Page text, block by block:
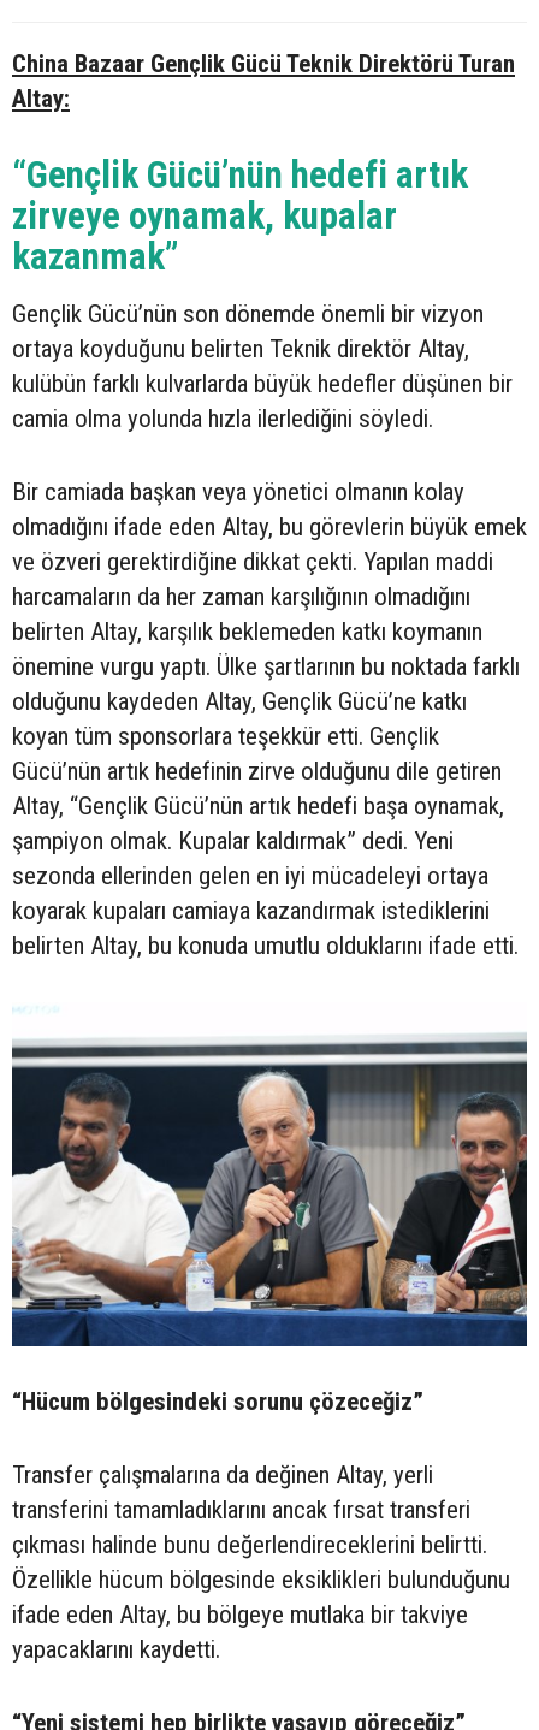
China Bazaar Gençlik Gücü Teknik Direktörü Turan
Altay:
“Gençlik Gücü’nün hedefi artık
zirveye oynamak, kupalar
kazanmak”
Gençlik Gücü’nün son dönemde önemli bir vizyon
ortaya koyduğunu belirten Teknik direktör Altay,
kulübün farklı kulvarlarda büyük hedefler düşünen bir
camia olma yolunda hızla ilerlediğini söyledi.
Bir camiada başkan veya yönetici olmanın kolay
olmadığını ifade eden Altay, bu görevlerin büyük emek
ve özveri gerektirdiğine dikkat çekti. Yapılan maddi
harcamaların da her zaman karşılığının olmadığını
belirten Altay, karşılık beklemeden katkı koymanın
önemine vurgu yaptı. Ülke şartlarının bu noktada farklı
olduğunu kaydeden Altay, Gençlik Gücü’ne katkı
koyan tüm sponsorlara teşekkür etti. Gençlik
Gücü’nün artık hedefinin zirve olduğunu dile getiren
Altay, “Gençlik Gücü’nün artık hedefi başa oynamak,
şampiyon olmak. Kupalar kaldırmak” dedi. Yeni
sezonda ellerinden gelen en iyi mücadeleyi ortaya
koyarak kupaları camiaya kazandırmak istediklerini
belirten Altay, bu konuda umutlu olduklarını ifade etti.
“Hücum bölgesindeki sorunu çözeceğiz”
Transfer çalışmalarına da değinen Altay, yerli
transferini tamamladıklarını ancak fırsat transferi
çıkması halinde bunu değerlendireceklerini belirtti.
Özellikle hücum bölgesinde eksiklikleri bulunduğunu
ifade eden Altay, bu bölgeye mutlaka bir takviye
yapacaklarını kaydetti.
“Yeni sistemi hep birlikte yaşayıp göreceğiz”